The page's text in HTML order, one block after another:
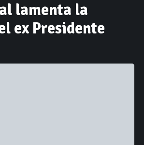
lamenta la
ex Presidente